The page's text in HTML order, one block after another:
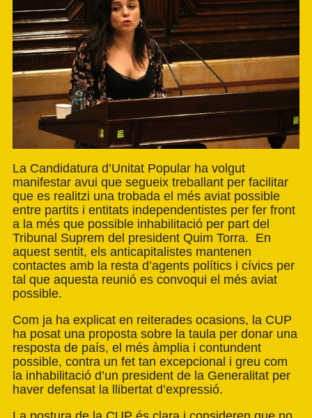
La Candidatura d’Unitat Popular ha volgut
manifestar avui que segueix treballant per facilitar
que es realitzi una trobada el més aviat possible
entre partits i entitats independentistes per fer front
a la més que possible inhabilitació per part del
Tribunal Suprem del president Quim Torra. En
aquest sentit, els anticapitalistes mantenen
contactes amb la resta d’agents polítics i cívics per
tal que aquesta reunió es convoqui el més aviat
possible.
Com ja ha explicat en reiterades ocasions, la CUP
ha posat una proposta sobre la taula per donar una
resposta de país, el més àmplia i contundent
possible, contra un fet tan excepcional i greu com
la inhabilitació d’un president de la Generalitat per
haver defensat la llibertat d’expressió.